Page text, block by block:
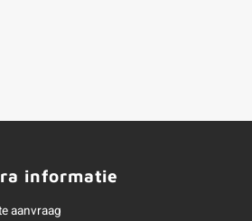
informatie
aanvraag